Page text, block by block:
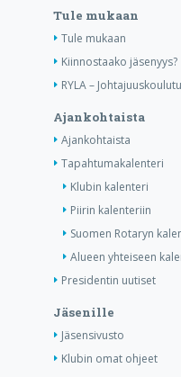
Tule mukaan
Tule mukaan
Kiinnostaako jäsenyys?
RYLA –
Ajankohtaista
Ajankohtaista
Tapahtumakalenteri
Klubin kalenteri
Piirin kalenteriin
Suomen Rotaryn
Alueen yhteiseen
Presidentin uutiset
Jäsenille
Jäsensivusto
Klubin omat ohjeet